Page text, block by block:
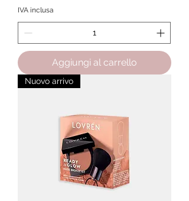
IVA inclusa
Aggiungi al carrello
Nuovo arrivo